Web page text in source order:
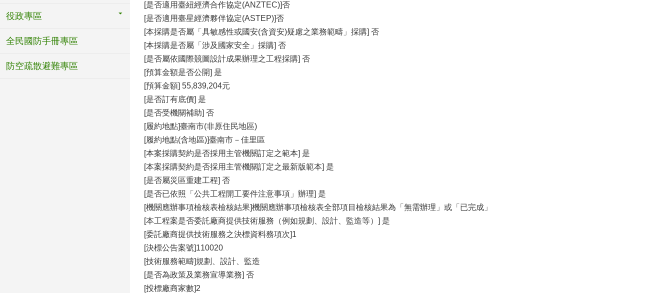
役政專區
全民國防手冊專區
防空疏散避難專區
[是否適用臺紐經濟合作協定(ANZTEC)]否
[是否適用臺星經濟夥伴協定(ASTEP)]否
[本採購是否屬「具敏感性或國安(含資安)疑慮之業務範疇」採購] 否
[本採購是否屬「涉及國家安全」採購] 否
[是否屬依國際競圖設計成果辦理之工程採購] 否
[預算金額是否公開] 是
[預算金額] 55,839,204元
[是否訂有底價] 是
[是否受機關補助] 否
[履約地點]臺南市(非原住民地區)
[履約地點(含地區)]臺南市－佳里區
[本案採購契約是否採用主管機關訂定之範本] 是
[本案採購契約是否採用主管機關訂定之最新版範本] 是
[是否屬災區重建工程] 否
[是否已依照「公共工程開工要件注意事項」辦理] 是
[機關應辦事項檢核表檢核結果]機關應辦事項檢核表全部項目檢核結果為「無需辦理」或「已完成」
[本工程案是否委託廠商提供技術服務（例如規劃、設計、監造等）] 是
[委託廠商提供技術服務之決標資料務項次]1
[決標公告案號]110020
[技術服務範疇]規劃、設計、監造
[是否為政策及業務宣導業務] 否
[投標廠商家數]2